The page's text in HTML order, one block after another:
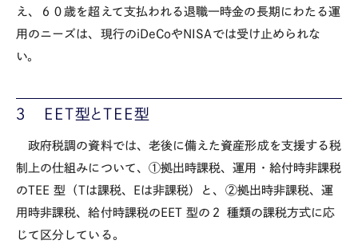
え、６０歳を超えて支払われる退職一時金の長期にわたる運
用のニーズは、現行のiDeCoやNISA では受け止められな
い。
３ EET型とTEE型
政府税調の資料では、老後に備えた資産形成を支援する税
制上の仕組みについて、①拠出時課税、運用・給付時非課税
のTEE型（ Tは課税、 Eは非課税）と、②拠出時非課税、運
用時非課税、給付時課税の EET型の２ 種類の課税方式に応
じて区分している。